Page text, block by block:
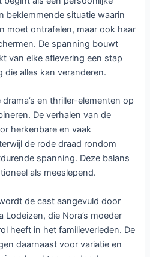
beklemmende situatie waarin
moet ontrafelen, maar ook haar
De spanning bouwt
van elke aflevering een stap
die alles kan veranderen.
en thriller-elementen op
De verhalen van de
herkenbare en vaak
de rode draad rondom
spanning. Deze balans
als meeslepend.
de cast aangevuld door
Lodeizen, die Nora’s moeder
heeft in het familieverleden. De
daarnaast voor variatie en